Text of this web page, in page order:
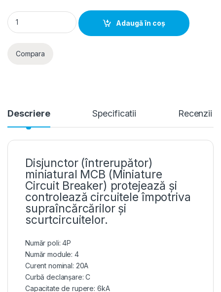
Hager MCB- Disjunctor 4P, 20A, 6kA, curba C, 4M, Bi-
Adaugă în coș
Compara
Descriere Specificatii Recenzii
Disjunctor (întrerupător)
miniatural MCB (Miniature
Circuit Breaker) protejează și
controlează circuitele împotriva
supraîncărcărilor și
scurtcircuitelor.
Număr poli: 4P
Număr module: 4
Curent nominal: 20A
Curbă declanșare: C
Capacitate de rupere: 6kA